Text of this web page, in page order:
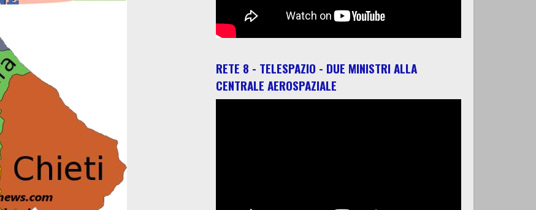
RETE 8 - TELESPAZIO - DUE MINISTRI ALLA
CENTRALE AEROSPAZIALE